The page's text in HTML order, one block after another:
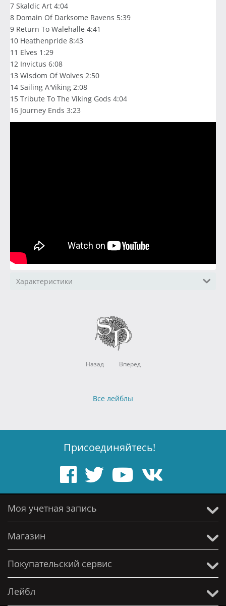
7 Skaldic Art 4:04
8 Domain Of Darksome Ravens 5:39
9 Return To Walehalle 4:41
10 Heathenpride 8:43
11 Elves 1:29
12 Invictus 6:08
13 Wisdom Of Wolves 2:50
14 Sailing A'Viking 2:08
15 Tribute To The Viking Gods 4:04
16 Journey Ends 3:23
Характеристики
Назад Вперед
Все лейблы
Присоединяйтесь!
Моя учетная запись
Магазин
Покупательский сервис
Лейбл